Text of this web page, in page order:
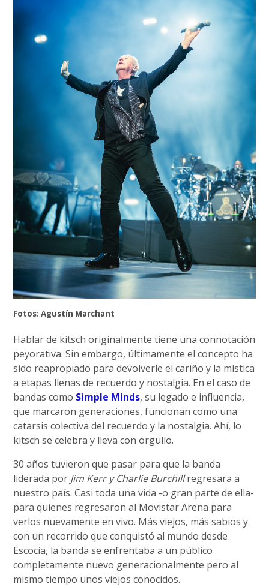
Fotos: Agustín Marchant
Hablar de kitsch originalmente tiene una connotación
peyorativa. Sin embargo, últimamente el concepto ha
sido reapropiado para devolverle el cariño y la mística
a etapas llenas de recuerdo y nostalgia. En el caso de
bandas como Simple Minds, su legado e influencia,
que marcaron generaciones, funcionan como una
catarsis colectiva del recuerdo y la nostalgia. Ahí, lo
kitsch se celebra y lleva con orgullo.
30 años tuvieron que pasar para que la banda
liderada por Jim Kerr y Charlie Burchillregresara a
nuestro país. Casi toda una vida -o gran parte de ella-
para quienes regresaron al Movistar Arena para
verlos nuevamente en vivo. Más viejos, más sabios y
con un recorrido que conquistó al mundo desde
Escocia, la banda se enfrentaba a un público
completamente nuevo generacionalmente pero al
mismo tiempo unos viejos conocidos.